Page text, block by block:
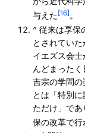
与えた [16] 。
^ 従来は享保
とされてい
イエズス会
んどまった
吉宗の学問の
とは「特別
ただけ」で
保の改革で